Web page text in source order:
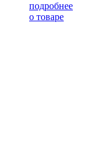
подробнее
о товаре